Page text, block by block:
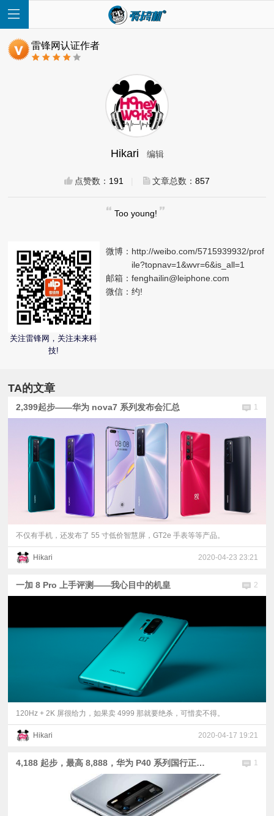
测
视
频
普
雷锋网认证作者
Hikari 编辑
点赞数： 191 文章总数： 857
Too young!
关注雷锋网，关注未来科
技!
微博： http://weibo.com/5715939932/prof
ile?topnav=1&wvr=6&is_all=1
邮箱： fenghailin@leiphone.com
微信： 约!
TA的文章
2,399起步——华为 nova7 系列发布会汇总 1
不仅有手机，还发布了 55 寸低价智慧屏，GT2e 手表等等产品。
Hikari 2020-04-23 23:21
一加 8 Pro 上手评测——我心目中的机皇 2
120Hz + 2K 屏很给力，如果卖 4999 那就要绝杀，可惜卖不得。
Hikari 2020-04-17 19:21
4,188 起步，最高 8,888，华为 P40 系列国行正式发布 1